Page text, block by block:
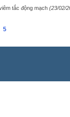
tắc động mạch (23/02/
5